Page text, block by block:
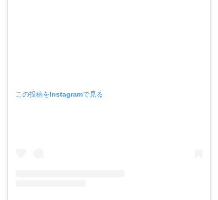
この投稿をInstagramで見る